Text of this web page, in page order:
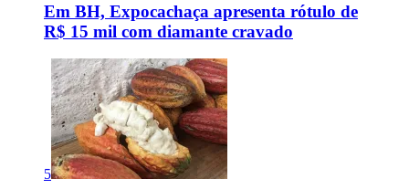
Em BH, Expocachaça apresenta rótulo de
R$ 15 mil com diamante cravado
5